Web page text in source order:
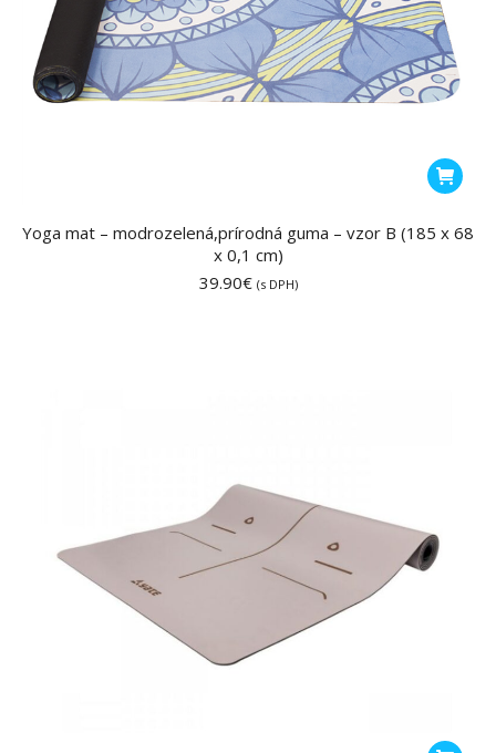
Yoga mat – modrozelená,prírodná guma – vzor B (185 x 68
x 0,1 cm)
39.90€ (s DPH)